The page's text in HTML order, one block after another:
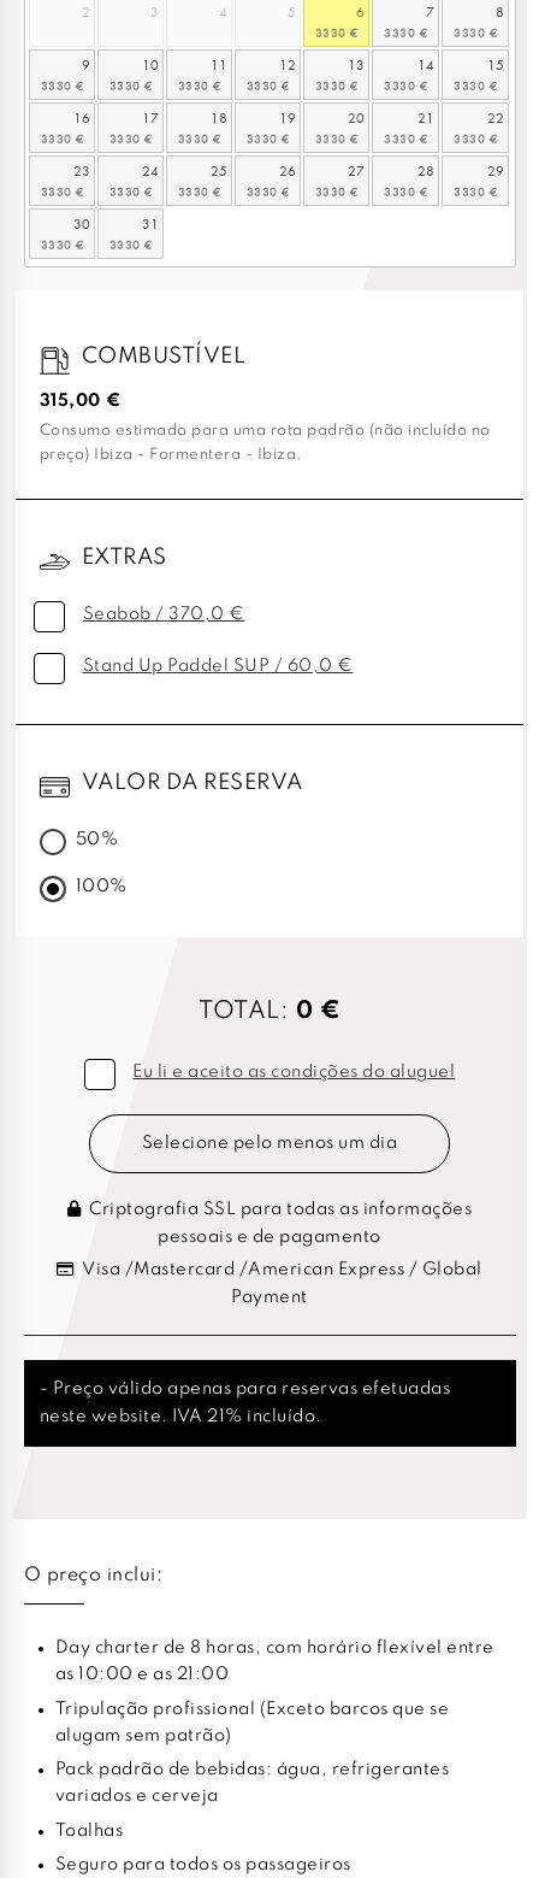
2 3 4 5 6 7 8
9 10 11 12 13 14 15
16 17 18 19 20 21 22
23 24 25 26 27 28 29
30 31
COMBUSTÍVEL
315,00 €
Consumo estimado para uma rota padrão (não incluído no
preço) Ibiza - Formentera - Ibiza.
EXTRAS
Seabob / 370,0 €
Stand Up Paddel SUP / 60,0 €
VALOR DA RESERVA
50%
100%
TOTAL: 0 €
Eu li e aceito as condições do aluguel
Selecione pelo menos um dia
Criptografia SSL para todas as informações
pessoais e de pagamento
Visa /Mastercard /American Express / Global
Payment
- Preço válido apenas para reservas efetuadas
neste website. IVA 21% incluído.
O preço inclui:
Day charter de 8 horas, com horário flexível entre
as 10:00 e as 21:00
Tripulação profissional (Exceto barcos que se
alugam sem patrão)
Pack padrão de bebidas: água, refrigerantes
variados e cerveja
Toalhas
Seguro para todos os passageiros